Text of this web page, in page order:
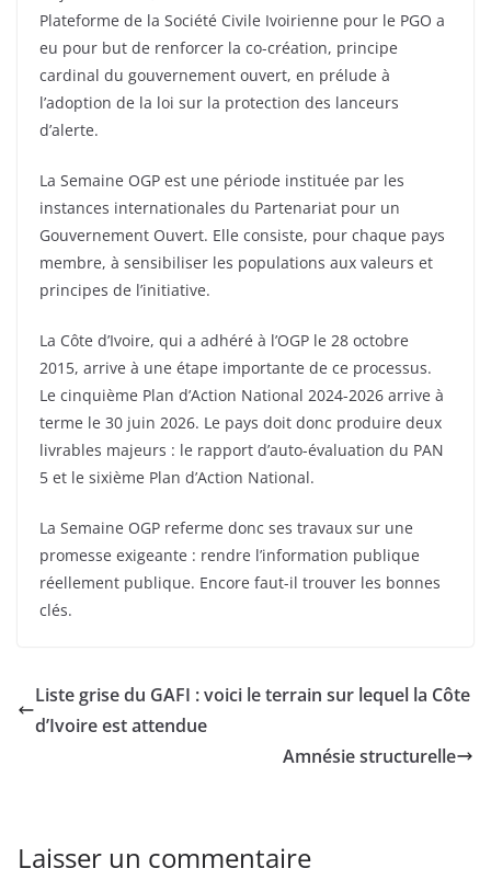
Plateforme de la Société Civile Ivoirienne pour le PGO a
eu pour but de renforcer la co-création, principe
cardinal du gouvernement ouvert, en prélude à
l’adoption de la loi sur la protection des lanceurs
d’alerte.
La Semaine OGP est une période instituée par les
instances internationales du Partenariat pour un
Gouvernement Ouvert. Elle consiste, pour chaque pays
membre, à sensibiliser les populations aux valeurs et
principes de l’initiative.
La Côte d’Ivoire, qui a adhéré à l’OGP le 28 octobre
2015, arrive à une étape importante de ce processus.
Le cinquième Plan d’Action National 2024-2026 arrive à
terme le 30 juin 2026. Le pays doit donc produire deux
livrables majeurs : le rapport d’auto-évaluation du PAN
5 et le sixième Plan d’Action National.
La Semaine OGP referme donc ses travaux sur une
promesse exigeante : rendre l’information publique
réellement publique. Encore faut-il trouver les bonnes
clés.
Liste grise du GAFI : voici le terrain sur lequel la Côte
d’Ivoire est attendue
Amnésie structurelle
Laisser un commentaire